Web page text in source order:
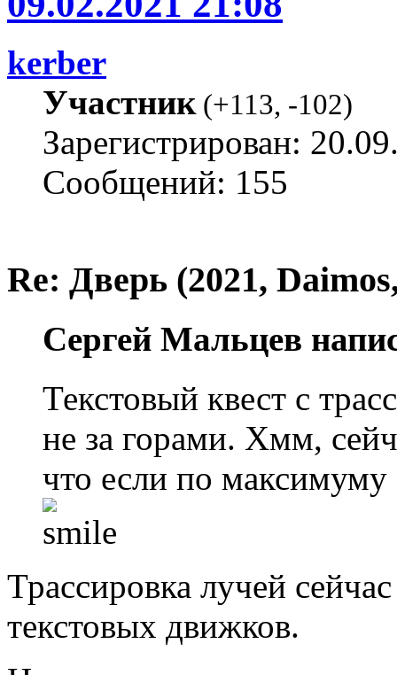
kerber
Участник(+113, -102)
Зарегистрирован:
Сообщений: 155
Re: Дверь (2021,
Сергей Мальцев
Текстовый квест с
не за горами. Хмм,
что если по
Трассировка лучей
текстовых движков.